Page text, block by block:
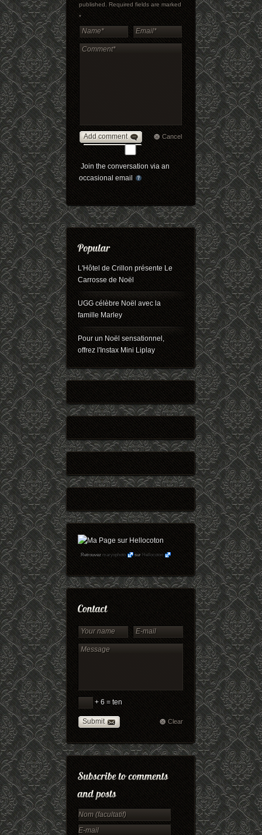
published. Required fields are marked
*
Add comment Cancel
Join the conversation via an
occasional email
L'Hôtel de Crillon présente Le
Carrosse de Noël
UGG célèbre Noël avec la
famille Marley
Pour un Noël sensationnel,
offrez l'Instax Mini Liplay
Retrouvezmaryophoto surHellocoton
+ 6 = ten
Submit Clear